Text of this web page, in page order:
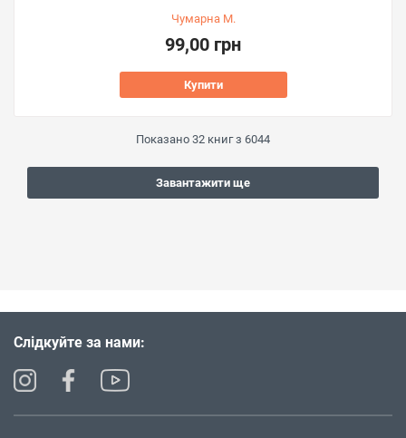
Чумарна М.
99,00 грн
Купити
Показано 32 книг з 6044
Завантажити ще
Слідкуйте за нами: